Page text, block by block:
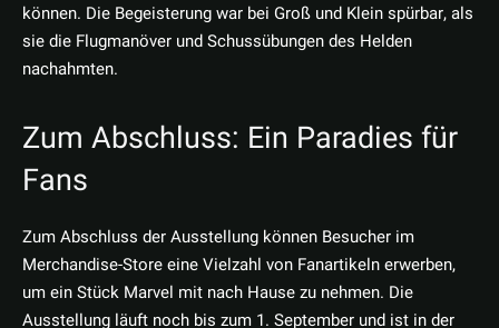
können. Die Begeisterung war bei Groß und Klein spürbar, als
sie die Flugmanöver und Schussübungen des Helden
nachahmten.
Zum Abschluss: Ein Paradies für
Fans
Zum Abschluss der Ausstellung können Besucher im
Merchandise-Store eine Vielzahl von Fanartikeln erwerben,
um ein Stück Marvel mit nach Hause zu nehmen. Die
Ausstellung läuft noch bis zum 1. September und ist in der